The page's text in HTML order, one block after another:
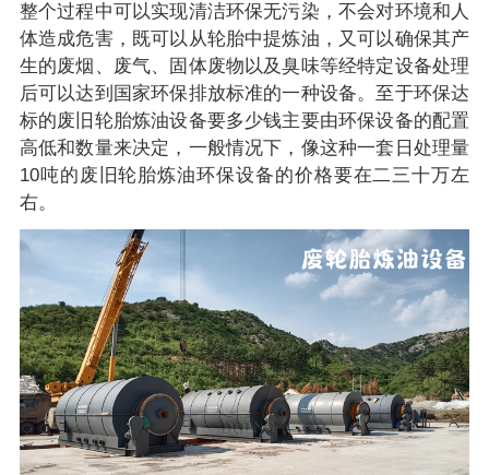
整个过程中可以实现清洁环保无污染，不会对环境和人
体造成危害，既可以从轮胎中提炼油，又可以确保其产
生的废烟、废气、固体废物以及臭味等经特定设备处理
后可以达到国家环保排放标准的一种设备。至于环保达
标的废旧轮胎炼油设备要多少钱主要由环保设备的配置
高低和数量来决定，一般情况下，像这种一套日处理量
10吨的废旧轮胎炼油环保设备的价格要在二三十万左
右。